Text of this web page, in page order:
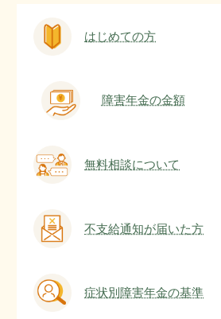
はじめての方
障害年金の金額
無料相談について
不支給通知が届いた方
症状別障害年金の基準